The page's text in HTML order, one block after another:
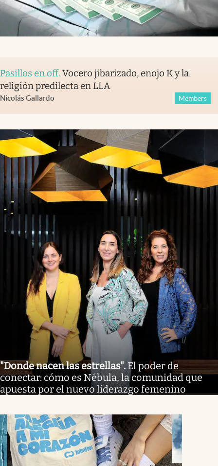
Pasillos en off. Vocero jibarizado, enojo K y la
religión predilecta en LLA
Nicolás Gallardo Members
"Donde nacen las estrellas". El poder de
conectar: cómo es Nébula, la comunidad que
apuesta por el nuevo liderazgo femenino